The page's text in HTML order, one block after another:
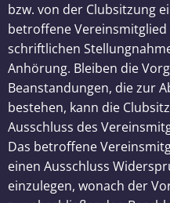
bzw. von der Clubsitzung
betroffene Vereinsmitglied
schriftlichen
Anhörung. Bleiben die
Beanstandungen, die zur
bestehen, kann die
Ausschluss des
Das betroffene
einen Ausschluss
einzulegen, wonach der